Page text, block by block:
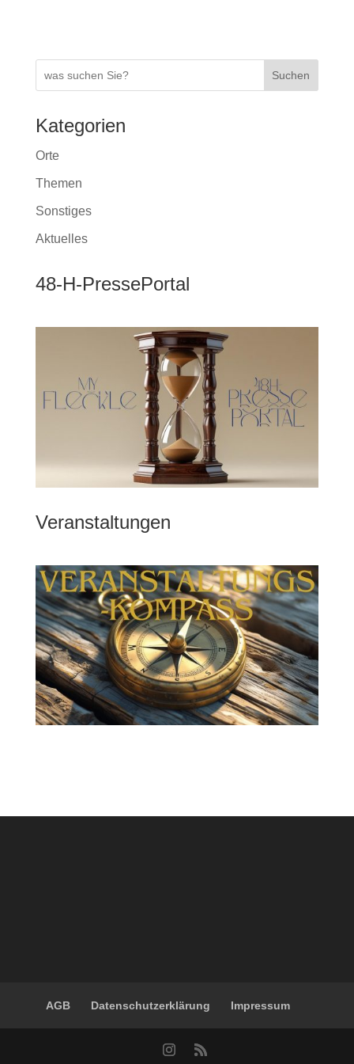
Suchen
Kategorien
Orte
Themen
Sonstiges
Aktuelles
48-H-PressePortal
Veranstaltungen
AGB Datenschutzerklärung Impressum